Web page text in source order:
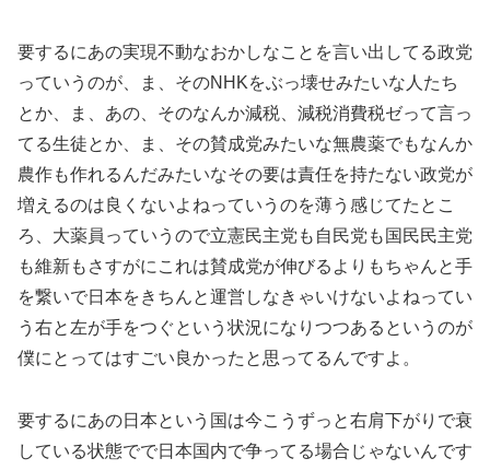
要するにあの実現不動なおかしなことを言い出してる政党
っていうのが、ま、そのNHKをぶっ壊せみたいな人たち
とか、ま、あの、そのなんか減税、減税消費税ゼって言っ
てる生徒とか、ま、その賛成党みたいな無農薬でもなんか
農作も作れるんだみたいなその要は責任を持たない政党が
増えるのは良くないよねっていうのを薄う感じてたとこ
ろ、大薬員っていうので立憲民主党も自民党も国民民主党
も維新もさすがにこれは賛成党が伸びるよりもちゃんと手
を繋いで日本をきちんと運営しなきゃいけないよねってい
う右と左が手をつぐという状況になりつつあるというのが
僕にとってはすごい良かったと思ってるんですよ。
要するにあの日本という国は今こうずっと右肩下がりで衰
している状態でで日本国内で争ってる場合じゃないんです